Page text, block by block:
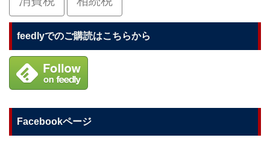
feedlyでのご購読はこちらから
Facebookページ